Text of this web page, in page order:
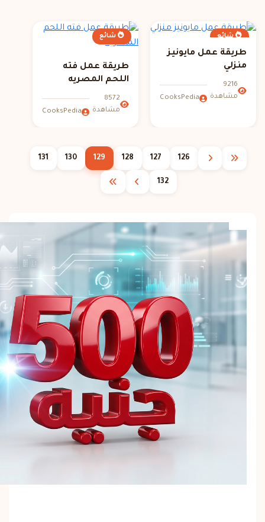
شائع
طريقة عمل مايونيز
منزلي
9216
مشاهدة
CooksPedia
شائع
طريقة عمل فته
اللحم المصريه
8572
مشاهدة
CooksPedia
126
127
128
129
130
131
132